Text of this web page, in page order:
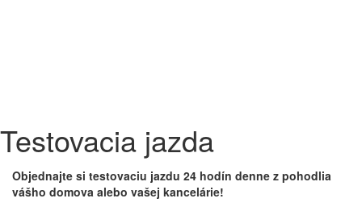
Testovacia jazda
Objednajte si testovaciu jazdu 24 hodín denne z pohodlia
vášho domova alebo vašej kancelárie!